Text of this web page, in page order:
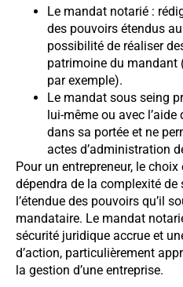
Le mandat notarié :
des pouvoirs étendus
possibilité de réaliser
patrimoine du mandant
par exemple).
Le mandat sous seing
lui-même ou avec
dans sa portée et ne
actes d’administration
Pour un entrepreneur, le
dépendra de la complexité
l’étendue des pouvoirs qu’il
mandataire. Le mandat
sécurité juridique accrue et
d’action, particulièrement
la gestion d’une entreprise.